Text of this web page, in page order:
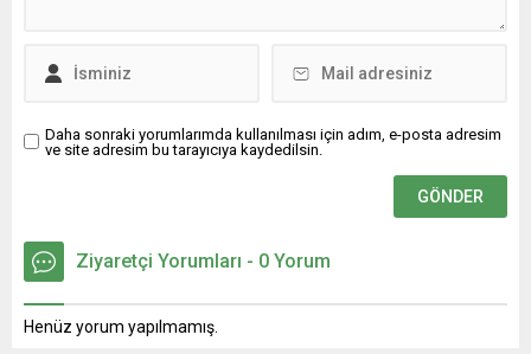
Daha sonraki yorumlarımda kullanılması için adım, e-posta adresim
ve site adresim bu tarayıcıya kaydedilsin.
Ziyaretçi Yorumları - 0 Yorum
Henüz yorum yapılmamış.